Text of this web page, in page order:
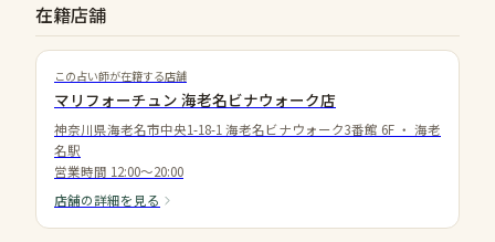
在籍店舗
この占い師が在籍する店舗
マリフォーチュン 海老名ビナウォーク店
神奈川県海老名市中央1-18-1 海老名ビナウォーク3番館 6F ・ 海老
名駅
営業時間 12:00〜20:00
店舗の詳細を見る